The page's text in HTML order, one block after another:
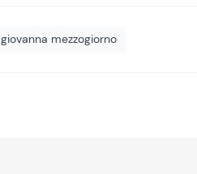
giovanna mezzogiorno